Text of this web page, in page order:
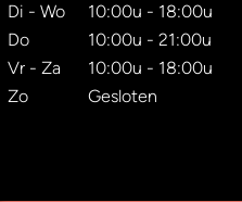
Di - Wo
10:00u - 18:00u
Do
10:00u - 21:00u
Vr - Za
10:00u - 18:00u
Zo
Gesloten